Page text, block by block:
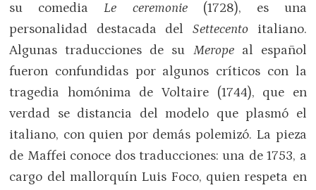
su comediaLe ceremonie (1728), es una
personalidad destacada delSettecento italiano.
Algunas traducciones de su Meropeal español
fueron confundidas por algunos críticos con la
tragedia homónima de Voltaire (1744), que en
verdad se distancia del modelo que plasmó el
italiano, con quien por demás polemizó. La pieza
de Maffei conoce dos traducciones: una de 1753, a
cargo del mallorquín Luis Foco, quien respeta en